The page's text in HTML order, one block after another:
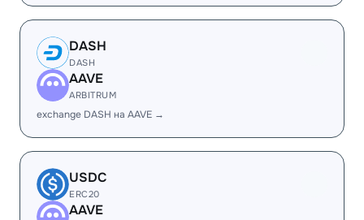
DASH
DASH
AAVE
ARBITRUM
exchange DASH на AAVE →
USDC
ERC20
AAVE